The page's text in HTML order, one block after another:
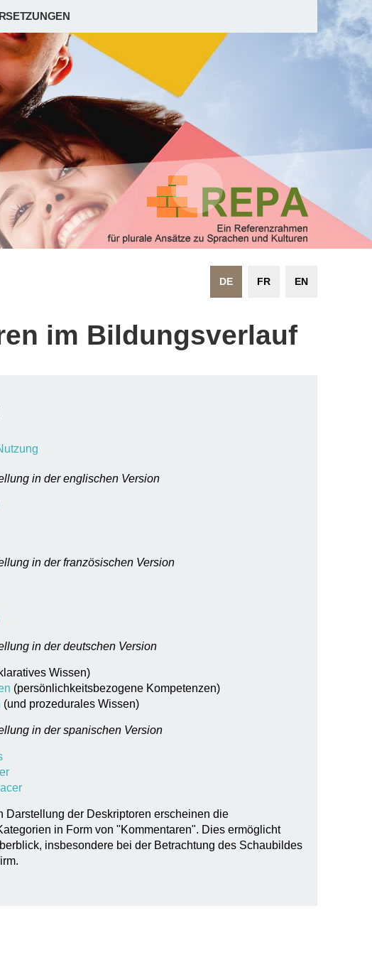
EN
FR
DE
im Bildungsverlauf
in der englischen Version
in der französischen Version
in der deutschen Version
Wissen)
(persönlichkeitsbezogene Kompetenzen)
(und prozedurales Wissen)
in der spanischen Version
Darstellung der Deskriptoren erscheinen die
in Form von "Kommentaren". Dies ermöglicht
insbesondere bei der Betrachtung des Schaubildes